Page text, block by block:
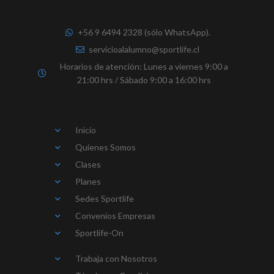
+56 9 6494 2328 (sólo WhatsApp).
servicioalalumno@sportlife.cl
Horarios de atención: Lunes a viernes 9:00 a
21:00 hrs / Sábado 9:00 a 16:00 hrs
Inicio
Quienes Somos
Clases
Planes
Sedes Sportlife
Convenios Empresas
Sportlife-On
Trabaja con Nosotros